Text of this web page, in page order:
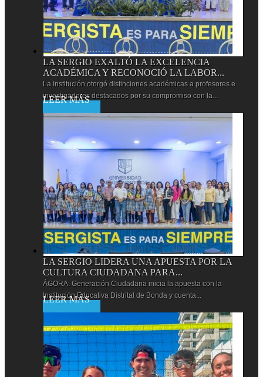
LA SERGIO EXALTÓ LA EXCELENCIA
ACADÉMICA Y RECONOCIÓ LA LABOR...
La Institución otorgó distinciones académicas a profesores e
investigadores destacados por su compromiso con la...
LA SERGIO LIDERA UNA APUESTA POR LA
CULTURA CIUDADANA PARA...
ÁGORA: Generación Ciudadana inicia la apuesta con la
Institución Educativa Distrital de Bonda y cuenta...